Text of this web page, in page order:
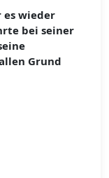
es wieder
bei seiner
Grund